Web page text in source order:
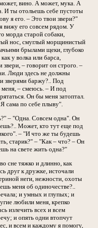
вино. А может, мука. А
И ты отольешь себе пустоты
я его. – Это твои звери?"
вижу его совсем рядом. У
морда старой собаки,
нос, смуглый морщинистый
брылами щеки, глубоко
у волка или барса,
– говорит он строго. –
Люди здесь не должны
зверями баржу?.. Под
– смеюсь. – И под
Он бы меня затоптал.
сама по себе плыву".
– "Одна. Совсем одна". Он
Может, кто тут еще под
– "И что же ты будешь
старик?" – "Как – что? – Он
на свете жить одна?"
сне тяжко и длинно, как
друг к дружке, источали
неги, нежности, охоты
меня об одиночестве?..
и умных и глупых; и
любили меня, крепко
излечить всех и всем
и опять одни втопчут
и всем и каждому я помогу,